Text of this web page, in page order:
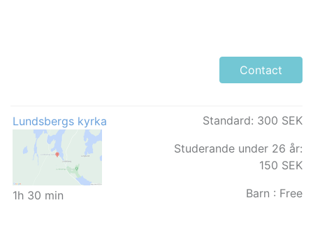
Contact
Lundsbergs kyrka
1h 30 min
Standard: 300 SEK
Studerande under 26 år:
150 SEK
Barn : Free